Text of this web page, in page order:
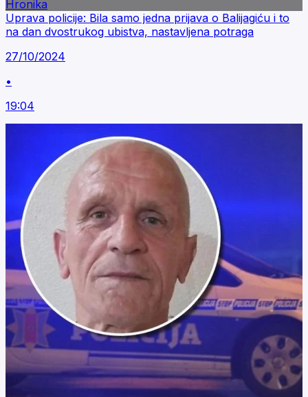
Hronika
Uprava policije: Bila samo jedna prijava o Balijagiću i to
na dan dvostrukog ubistva, nastavljena potraga
27/10/2024
•
19:04